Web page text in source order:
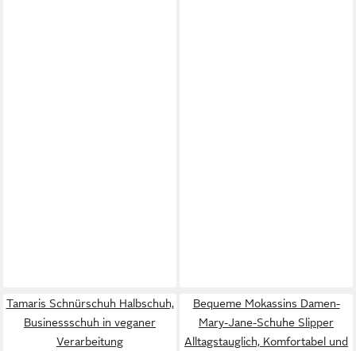
Tamaris Schnürschuh Halbschuh,
Businessschuh in veganer
Verarbeitung
Bequeme Mokassins Damen-
Mary-Jane-Schuhe Slipper
Alltagstauglich, Komfortabel und